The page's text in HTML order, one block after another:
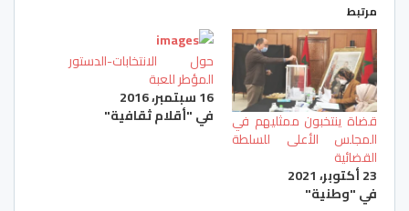
مرتبط
قضاة ينتخبون ممثليهم في
المجلس الأعلى للسلطة
القضائية
23 أكتوبر، 2021
في "وطنية"
حول الانتخابات-الدستور
المؤطر للعبة
16 سبتمبر، 2016
في "أقلام ثقافية"